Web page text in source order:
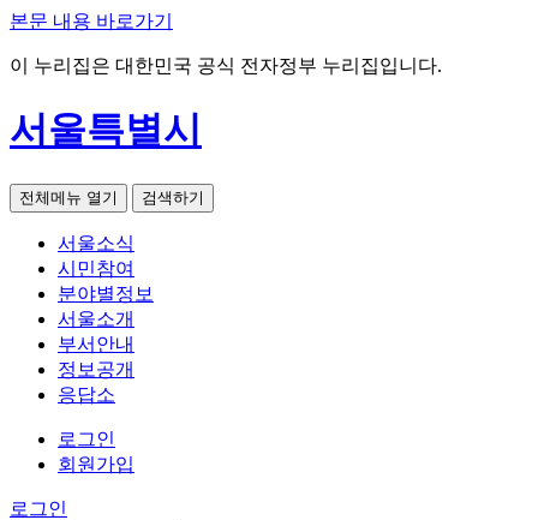
본문 내용 바로가기
이 누리집은 대한민국 공식 전자정부 누리집입니다.
서울특별시
전체메뉴 열기 검색하기
서울소식
시민참여
분야별정보
서울소개
부서안내
정보공개
응답소
로그인
회원가입
로그인